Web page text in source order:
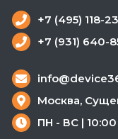
+7 (495) 118-
+7 (931) 640-
Москва,
ПН - ВС |